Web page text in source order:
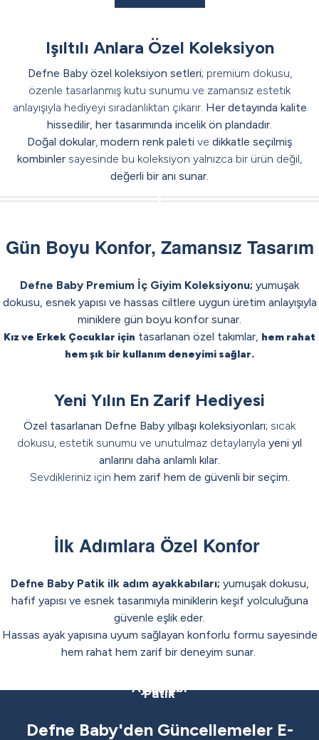
Işıltılı Anlara Özel Koleksiyon
Defne Baby özel koleksiyon setleri; premium dokusu,
özenle tasarlanmış kutu sunumu ve zamansız estetik
anlayışıyla hediyeyi sıradanlıktan çıkarır. Her detayında kalite
hissedilir, her tasarımında incelik ön plandadır.
Doğal dokular, modern renk paleti ve dikkatle seçilmiş
kombinler sayesinde bu koleksiyon yalnızca bir ürün değil,
değerli bir anı sunar.
Gün Boyu Konfor, Zamansız Tasarım
Defne Baby Premium İç Giyim Koleksiyonu; yumuşak
dokusu, esnek yapısı ve hassas ciltlere uygun üretim anlayışıyla
miniklere gün boyu konfor sunar.
Kız ve Erkek Çocuklar için tasarlanan özel takımlar, hem rahat
hem şık bir kullanım deneyimi sağlar.
Kız Çocuk Takım
İç Giyim
Yeni Yılın En Zarif Hediyesi
Özel tasarlanan Defne Baby yılbaşı koleksiyonları; sıcak
dokusu, estetik sunumu ve unutulmaz detaylarıyla yeni yıl
anlarını daha anlamlı kılar.
Sevdikleriniz için hem zarif hem de güvenli bir seçim.
İlk Adımlara Özel Konfor
Defne Baby Patik ilk adım ayakkabıları; yumuşak dokusu,
hafif yapısı ve esnek tasarımıyla miniklerin keşif yolculuğuna
güvenle eşlik eder.
Hassas ayak yapısına uyum sağlayan konforlu formu sayesinde
hem rahat hem zarif bir deneyim sunar.
Ayakkabı
Patik
Patik
Defne Baby'den Güncellemeler E-